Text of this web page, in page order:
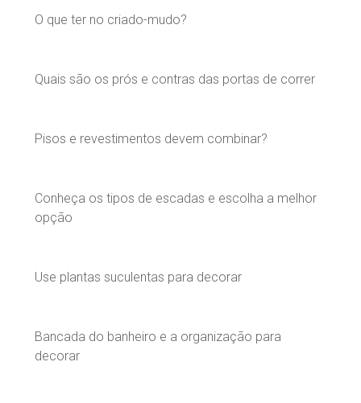
O que ter no criado-mudo?
Quais são os prós e contras das portas de correr
Pisos e revestimentos devem combinar?
Conheça os tipos de escadas e escolha a melhor
opção
Use plantas suculentas para decorar
Bancada do banheiro e a organização para
decorar